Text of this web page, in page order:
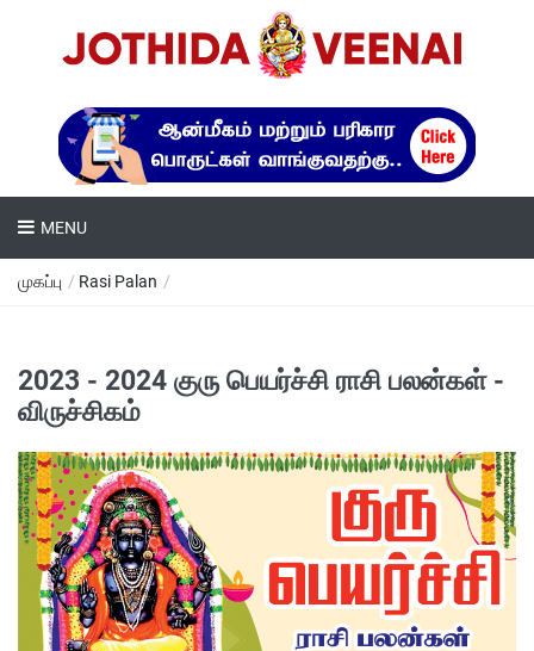
MENU
முகப்பு / Rasi Palan /
2023 - 2024 குரு பெயர்ச்சி ராசி பலன்கள் -
விருச்சிகம்